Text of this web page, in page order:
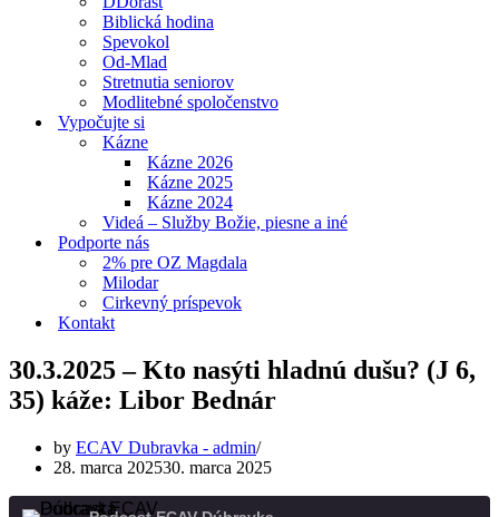
Biblická hodina
Spevokol
Od-Mlad
Stretnutia seniorov
Modlitebné spoločenstvo
Vypočujte si
Kázne
Kázne 2026
Kázne 2025
Kázne 2024
Videá – Služby Božie, piesne a iné
Podporte nás
2% pre OZ Magdala
Milodar
Cirkevný príspevok
Kontakt
30.3.2025 – Kto nasýti hladnú dušu? (J 6,
35) káže: Libor Bednár
by ECAV Dubravka - admin
28. marca 202530. marca 2025